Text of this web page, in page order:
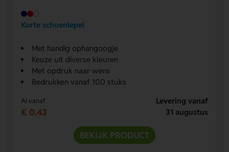
Korte schoenlepel
Met handig ophangoogje
Keuze uit diverse kleuren
Met opdruk naar wens
Bedrukken vanaf 100 stuks
Al vanaf
€ 0,43
Levering vanaf
31 augustus
BEKIJK PRODUCT